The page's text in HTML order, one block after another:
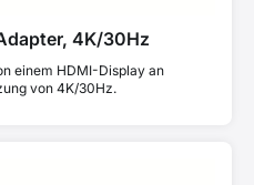
4K/30Hz
einem HDMI-Display an
von 4K/30Hz.